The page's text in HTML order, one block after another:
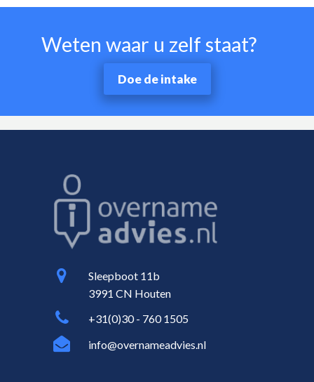
Weten waar u zelf staat?
Doe de intake
Sleepboot 11b
3991 CN Houten
+31(0)30 - 760 1505
info@overnameadvies.nl